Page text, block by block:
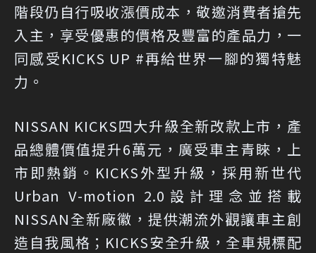
階段仍自行吸收漲價成本，敬邀消費者搶先
入主，享受優惠的價格及豐富的產品力，一
同感受KICKS UP #再給世界一腳的獨特魅
力。
NISSAN KICKS四大升級全新改款上市，產
品總體價值提升6萬元，廣受車主青睞，上
市即熱銷。KICKS外型升級，採用新世代
Urban V-motion 2.0設計理念並搭載
NISSAN全新廠徽，提供潮流外觀讓車主創
造自我風格；KICKS安全升級，全車規標配